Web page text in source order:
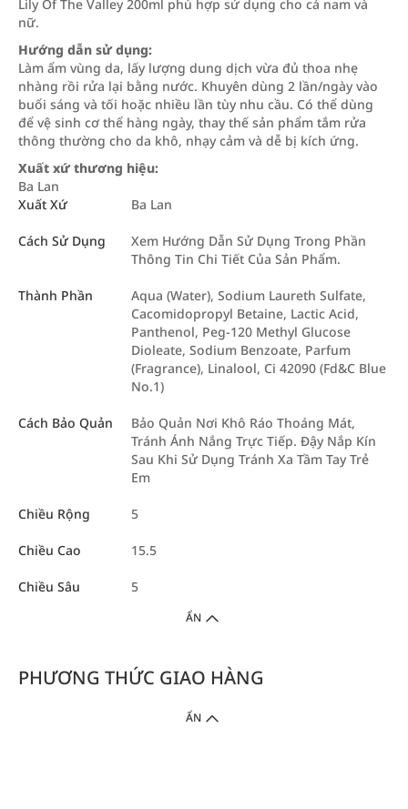
Lily Of The Valley 200ml phù hợp sử dụng cho cả nam và
nữ.
Hướng dẫn sử dụng:
Làm ẩm vùng da, lấy lượng dung dịch vừa đủ thoa nhẹ
nhàng rồi rửa lại bằng nước. Khuyên dùng 2 lần/ngày vào
buổi sáng và tối hoặc nhiều lần tùy nhu cầu. Có thể dùng
để vệ sinh cơ thể hàng ngày, thay thế sản phẩm tắm rửa
thông thường cho da khô, nhạy cảm và dễ bị kích ứng.
Xuất xứ thương hiệu:
Ba Lan
Xuất Xứ
Ba Lan
Cách Sử Dụng
Xem Hướng Dẫn Sử Dụng Trong Phần
Thông Tin Chi Tiết Của Sản Phẩm.
Thành Phần
Aqua (Water), Sodium Laureth Sulfate,
Cacomidopropyl Betaine, Lactic Acid,
Panthenol, Peg-120 Methyl Glucose
Dioleate, Sodium Benzoate, Parfum
(Fragrance), Linalool, Ci 42090 (Fd&C Blue
No.1)
Cách Bảo Quản
Bảo Quản Nơi Khô Ráo Thoáng Mát,
Tránh Ánh Nắng Trực Tiếp. Đậy Nắp Kín
Sau Khi Sử Dụng Tránh Xa Tầm Tay Trẻ
Em
Chiều Rộng 5
Chiều Cao 15.5
Chiều Sâu 5
ẨN
PHƯƠNG THỨC GIAO HÀNG
ẨN